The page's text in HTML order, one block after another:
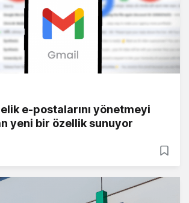
e-postalarını yönetmeyi
yeni bir özellik sunuyor